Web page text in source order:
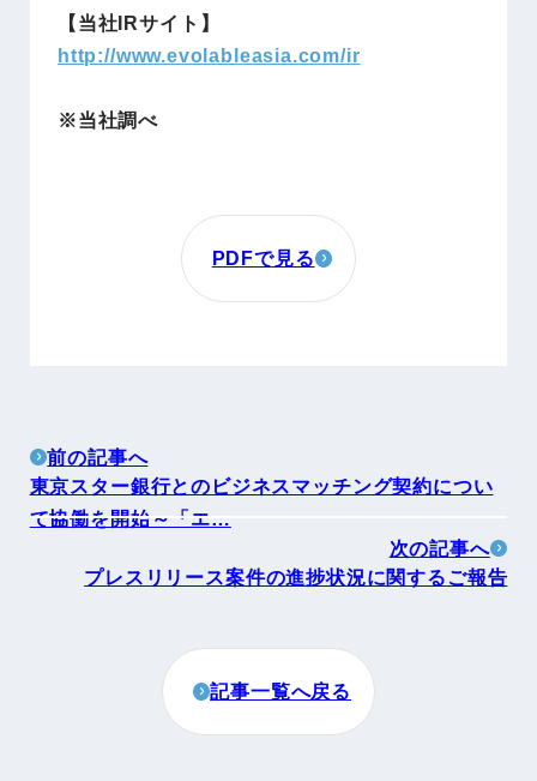
【当社IRサイト】
http://www.evolableasia.com/ir
※当社調べ
PDFで見る
前の記事へ
東京スター銀行とのビジネスマッチング契約につい
て協働を開始～「エ…
次の記事へ
プレスリリース案件の進捗状況に関するご報告
記事一覧へ戻る